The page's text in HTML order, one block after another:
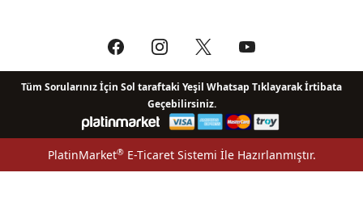
Tüm Sorularınız İçin Sol taraftaki Yeşil Whatsap Tıklayarak İrtibata
Geçebilirsiniz.
PlatinMarket®E-Ticaret Sistemi İle Hazırlanmıştır.